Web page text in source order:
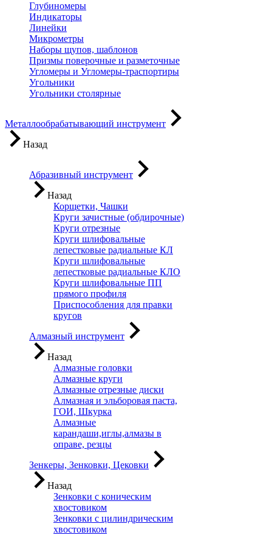
Глубиномеры
Индикаторы
Линейки
Микрометры
Наборы щупов, шаблонов
Призмы поверочные и разметочные
Угломеры и Угломеры-траспортиры
Угольники
Угольники столярные
Металлообрабатывающий инструмент
Назад
Абразивный инструмент
Назад
Корщетки, Чашки
Круги зачистные (обдирочные)
Круги отрезные
Круги шлифовальные
лепестковые радиальные КЛ
Круги шлифовальные
лепестковые радиальные КЛО
Круги шлифовальные ПП
прямого профиля
Приспособления для правки
кругов
Алмазный инструмент
Назад
Алмазные головки
Алмазные круги
Алмазные отрезные диски
Алмазная и эльборовая паста,
ГОИ, Шкурка
Алмазные
карандаши,иглы,алмазы в
оправе, резцы
Зенкеры, Зенковки, Цековки
Назад
Зенковки с коническим
хвостовиком
Зенковки с цилиндрическим
хвостовиком